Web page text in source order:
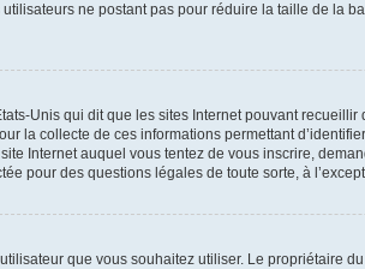
ne postant pas pour réduire la taille de la
Unis qui dit que les sites Internet pouvant
la collecte de ces informations permettant
Internet auquel vous tentez de vous inscrire,
pour des questions légales de toute sorte, à
que vous souhaitez utiliser. Le propriétaire